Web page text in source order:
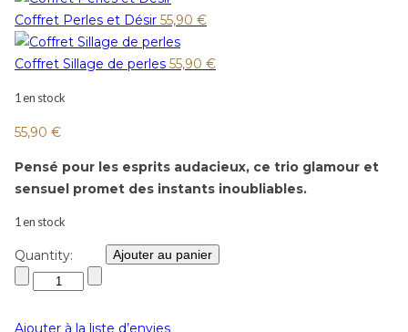
Coffret Perles et Désir 55,90 €
Coffret Sillage de perles 55,90 €
1 en stock
55,90 €
Pensé pour les esprits audacieux, ce trio glamour et
sensuel promet des instants inoubliables.
1 en stock
Quantity: Ajouter au panier
Ajouter à la liste d’envies